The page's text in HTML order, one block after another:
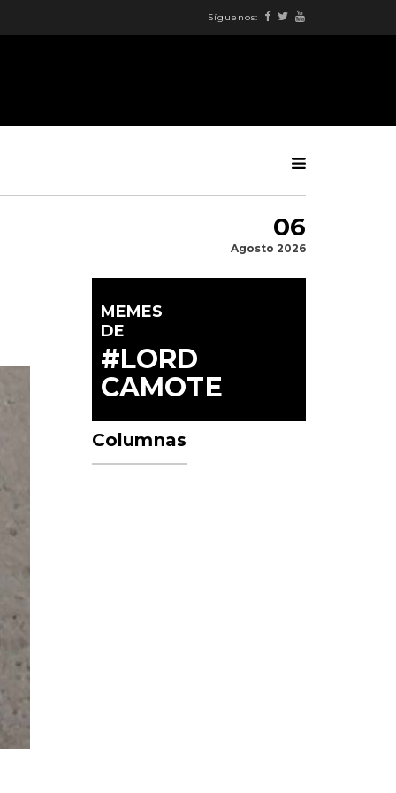
Síguenos:
06
Agosto 2026
MEMES
DE
#LORD
CAMOTE
Columnas